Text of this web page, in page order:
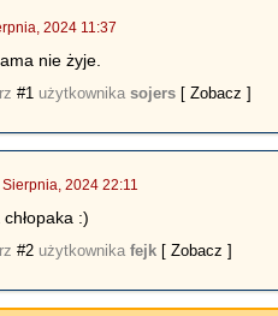
2024 11:37
nie żyje.
#1 użytkownikasojers [ Zobacz ]
Sierpnia, 2024 22:11
:)
#2 użytkownikafejk [ Zobacz ]